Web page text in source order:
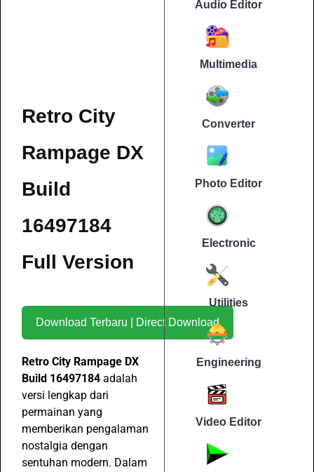
Retro City
Rampage DX
Build
16497184
Full Version
Download Terbaru | Direct Download
Retro City Rampage DX
Build 16497184 adalah
versi lengkap dari
permainan yang
memberikan pengalaman
nostalgia dengan
sentuhan modern. Dalam
Audio Editor
Multimedia
Converter
Photo Editor
Electronic
Utilities
Engineering
Video Editor